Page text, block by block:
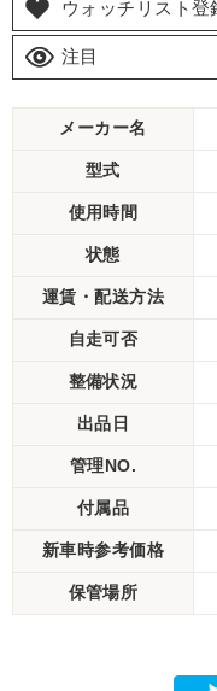
ウォッチリスト登
注目
メーカー名
型式
使用時間
状態
運賃・配送方法
自走可否
整備状況
出品日
管理NO.
付属品
新車時参考価格
保管場所